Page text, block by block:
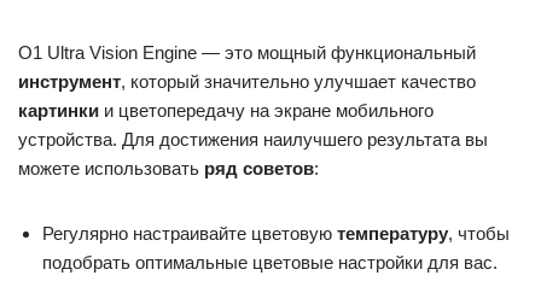
O1 Ultra Vision Engine — это мощный функциональный
инструмент, который значительно улучшает качество
картинки и цветопередачу на экране мобильного
устройства. Для достижения наилучшего результата вы
можете использовать ряд советов:
Регулярно настраивайте цветовую температуру, чтобы
подобрать оптимальные цветовые настройки для вас.